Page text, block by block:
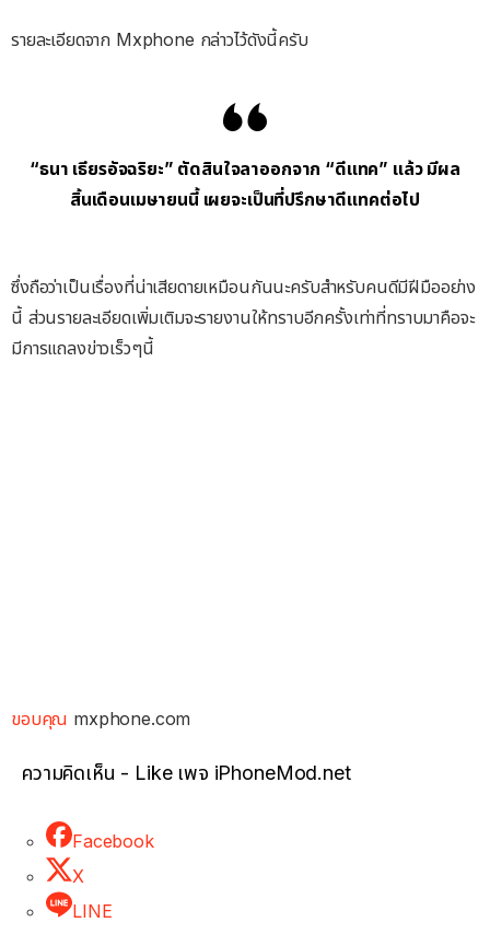
รายละเอียดจาก Mxphone กล่าวไว้ดังนี้ครับ
“ธนา เธียรอัจฉริยะ” ตัดสินใจลาออกจาก “ดีแทค” แล้ว มีผล
สิ้นเดือนเมษายนนี้ เผยจะเป็นที่ปรึกษาดีแทคต่อไป
ซึ่งถือว่าเป็นเรื่องที่น่าเสียดายเหมือนกันนะครับสำหรับคนดีมีฝีมืออย่าง
นี้ ส่วนรายละเอียดเพิ่มเติมจะรายงานให้ทราบอีกครั้งเท่าที่ทราบมาคือจะ
มีการแถลงข่าวเร็วๆนี้
ขอบคุณ mxphone.com
ความคิดเห็น - Like เพจ iPhoneMod.net
Facebook
X
LINE